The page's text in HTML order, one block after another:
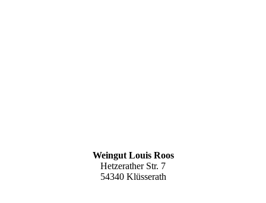
Weingut Louis Roos
Hetzerather Str. 7
54340 Klüsserath